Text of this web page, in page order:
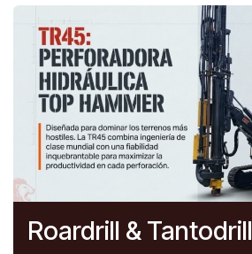
Roardrill & Tantodrill